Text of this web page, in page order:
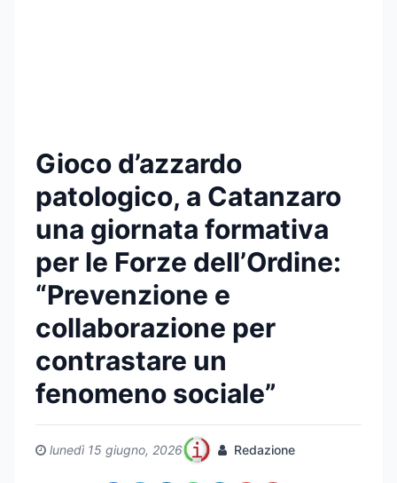
Gioco d’azzardo
patologico, a Catanzaro
una giornata formativa
per le Forze dell’Ordine:
“Prevenzione e
collaborazione per
contrastare un
fenomeno sociale”
lunedì 15 giugno, 2026 Redazione